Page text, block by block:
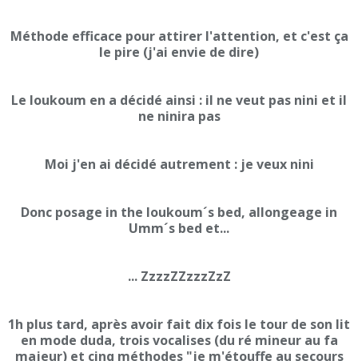
Méthode efficace pour attirer l'attention, et c'est ça
le pire (j'ai envie de dire)
Le loukoum en a décidé ainsi : il ne veut pas nini et il
ne ninira pas
Moi j'en ai décidé autrement : je veux nini
Donc posage in the loukoum´s bed, allongeage in
Umm´s bed et...
... ZzzzZZzzzZzZ
1h plus tard, après avoir fait dix fois le tour de son lit
en mode duda, trois vocalises (du ré mineur au fa
majeur) et cinq méthodes "je m'étouffe au secours